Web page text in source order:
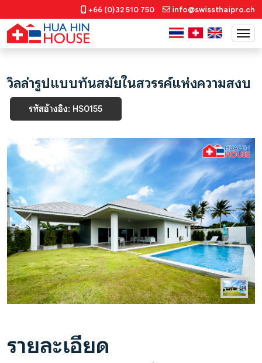
+66 (0)32 510 750 info@swissthaipro.ch
วิลล่ารูปแบบทันสมัยในสวรรค์แห่งความสงบ
รหัสอ้างอิง: HS0155
Previous Next
รายละเอียด